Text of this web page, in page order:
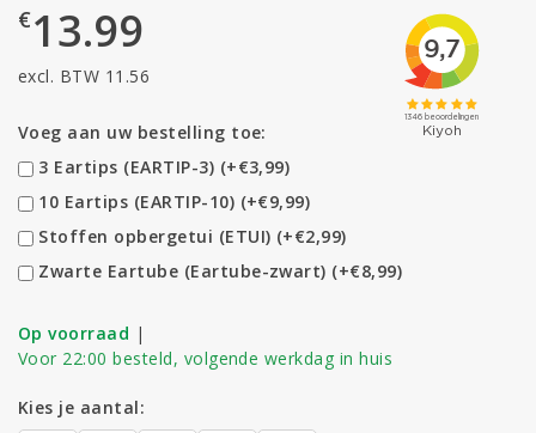
€13.99
excl. BTW 11.56
Voeg aan uw bestelling toe:
3 Eartips (EARTIP-3) (+€3,99)
10 Eartips (EARTIP-10) (+€9,99)
Stoffen opbergetui (ETUI) (+€2,99)
Zwarte Eartube (Eartube-zwart) (+€8,99)
Op voorraad |
Voor 22:00 besteld, volgende werkdag in huis
Kies je aantal: